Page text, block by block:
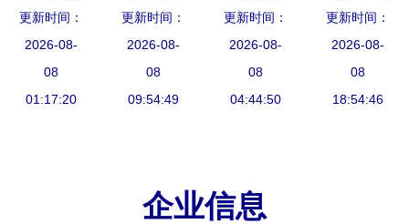
新跃升
格局解析
途虎领跑，
技术驱动未
来
更新时间：
2026-08-
08
01:17:20
徐州电商沙
龙回顾 微
信小程序技
术开发与应
更新时间：
2026-08-
08
09:54:49
发与网站建
设及电子商
务技术开发
的深度解析
更新时间：
2026-08-
08
04:44:50
航学子在
2024“学创
杯”全国大
学生创业综
更新时间：
2026-08-
08
18:54:46
企业信息